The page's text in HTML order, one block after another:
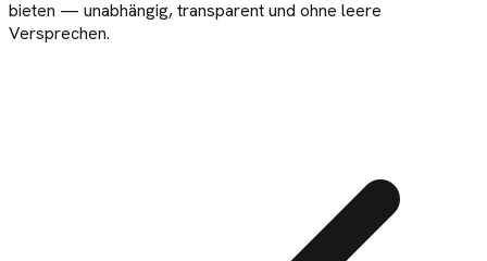
bieten — unabhängig, transparent und ohne leere
Versprechen.